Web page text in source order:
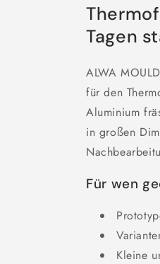
Tagen
ALWA
für den
Aluminium
in großen
Für wen
Kleine